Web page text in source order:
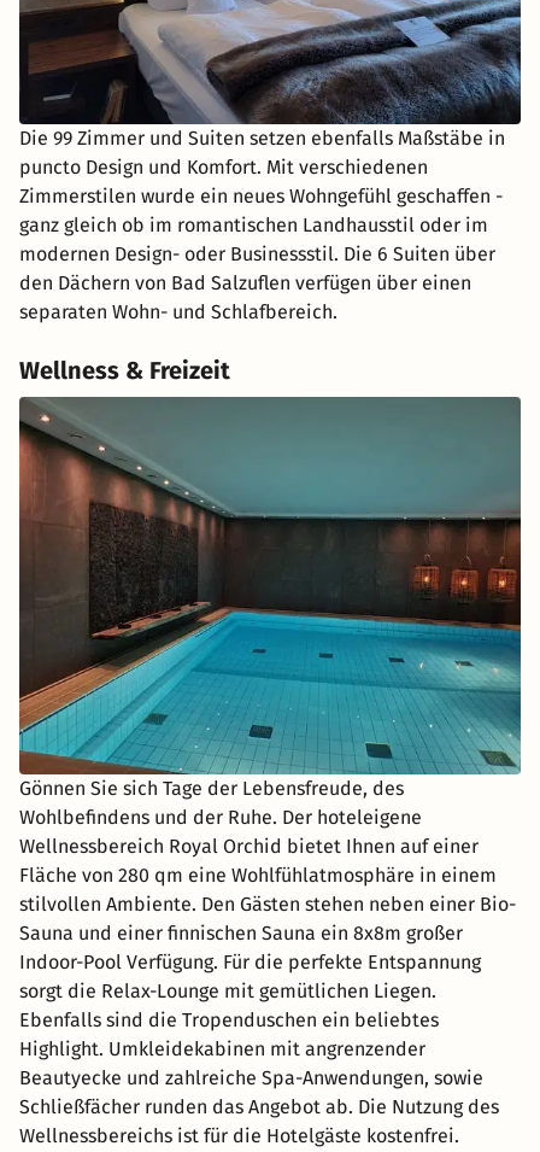
Die 99 Zimmer und Suiten setzen ebenfalls Maßstäbe in
puncto Design und Komfort. Mit verschiedenen
Zimmerstilen wurde ein neues Wohngefühl geschaffen -
ganz gleich ob im romantischen Landhausstil oder im
modernen Design- oder Businessstil. Die 6 Suiten über
den Dächern von Bad Salzuflen verfügen über einen
separaten Wohn- und Schlafbereich.
Wellness & Freizeit
Gönnen Sie sich Tage der Lebensfreude, des
Wohlbefindens und der Ruhe. Der hoteleigene
Wellnessbereich Royal Orchid bietet Ihnen auf einer
Fläche von 280 qm eine Wohlfühlatmosphäre in einem
stilvollen Ambiente. Den Gästen stehen neben einer Bio-
Sauna und einer finnischen Sauna ein 8x8m großer
Indoor-Pool Verfügung. Für die perfekte Entspannung
sorgt die Relax-Lounge mit gemütlichen Liegen.
Ebenfalls sind die Tropenduschen ein beliebtes
Highlight. Umkleidekabinen mit angrenzender
Beautyecke und zahlreiche Spa-Anwendungen, sowie
Schließfächer runden das Angebot ab. Die Nutzung des
Wellnessbereichs ist für die Hotelgäste kostenfrei.